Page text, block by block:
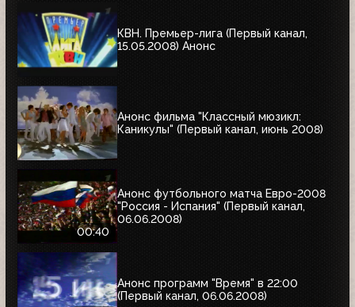
КВН. Премьер-лига (Первый канал,
15.05.2008) Анонс
Анонс фильма "Классный мюзикл:
Каникулы" (Первый канал, июнь 2008)
00:40
Анонс футбольного матча Евро-2008
"Россия - Испания" (Первый канал,
06.06.2008)
Анонс программ "Время" в 22:00
(Первый канал, 06.06.2008)